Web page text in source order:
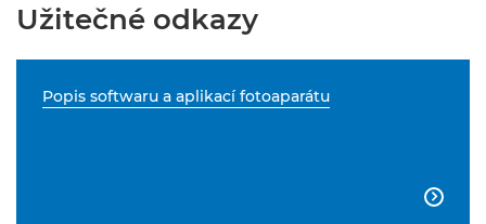
Užitečné odkazy
Popis softwaru a aplikací fotoaparátu
